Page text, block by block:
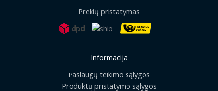
Prekių pristatymas
Informacija
Paslaugų teikimo sąlygos
Produktų pristatymo sąlygos